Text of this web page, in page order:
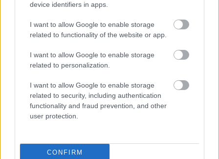
device identifiers in apps.
I want to allow Google to enable storage
related to functionality of the website or app.
I want to allow Google to enable storage
related to personalization.
I want to allow Google to enable storage
related to security, including authentication
functionality and fraud prevention, and other
user protection.
CONFIRM
Šťastné a zelené s ekologickými domácimi
pomocníkmi pod vianočným stromčekom